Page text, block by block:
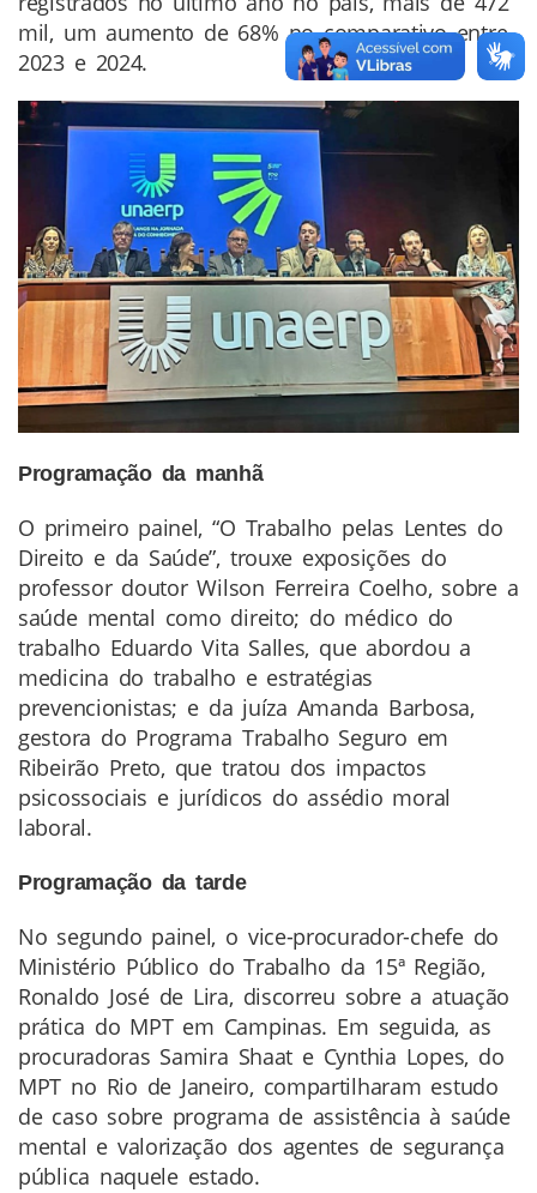
mil, um aumento de 68% no comparativo entre
2023 e 2024.
Programação da manhã
O primeiro painel, “O Trabalho pelas Lentes do
Direito e da Saúde”, trouxe exposições do
professor doutor Wilson Ferreira Coelho, sobre a
saúde mental como direito; do médico do
trabalho Eduardo Vita Salles, que abordou a
medicina do trabalho e estratégias
prevencionistas; e da juíza Amanda Barbosa,
gestora do Programa Trabalho Seguro em
Ribeirão Preto, que tratou dos impactos
psicossociais e jurídicos do assédio moral
laboral.
Programação da tarde
No segundo painel, o vice-procurador-chefe do
Ministério Público do Trabalho da 15ª Região,
Ronaldo José de Lira, discorreu sobre a atuação
prática do MPT em Campinas. Em seguida, as
procuradoras Samira Shaat e Cynthia Lopes, do
MPT no Rio de Janeiro, compartilharam estudo
de caso sobre programa de assistência à saúde
mental e valorização dos agentes de segurança
pública naquele estado.